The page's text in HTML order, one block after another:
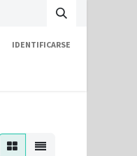
IDENTIFICARSE